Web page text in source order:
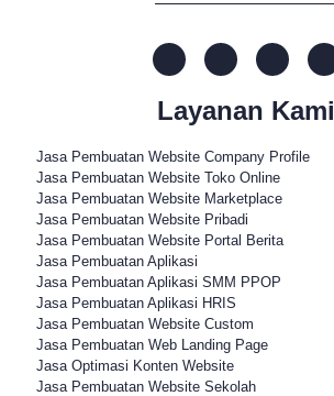
Layanan Kami
Jasa Pembuatan Website Company Profile
Jasa Pembuatan Website Toko Online
Jasa Pembuatan Website Marketplace
Jasa Pembuatan Website Pribadi
Jasa Pembuatan Website Portal Berita
Jasa Pembuatan Aplikasi
Jasa Pembuatan Aplikasi SMM PPOP
Jasa Pembuatan Aplikasi HRIS
Jasa Pembuatan Website Custom
Jasa Pembuatan Web Landing Page
Jasa Optimasi Konten Website
Jasa Pembuatan Website Sekolah